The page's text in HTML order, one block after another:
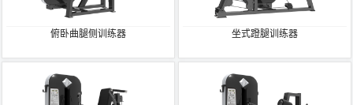
俯卧曲腿侧训练器 坐式蹬腿训练器